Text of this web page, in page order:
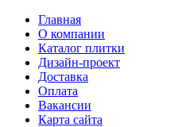
Главная
О компании
Каталог плитки
Дизайн-проект
Доставка
Оплата
Вакансии
Карта сайта